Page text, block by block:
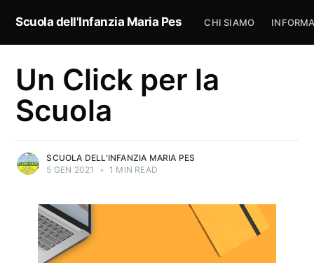
Scuola dell'Infanzia Maria Pes CHI SIAMO
Un Click per la
Scuola
SCUOLA DELL'INFANZIA MARIA PES
5 GEN 2021
• 1 MIN READ